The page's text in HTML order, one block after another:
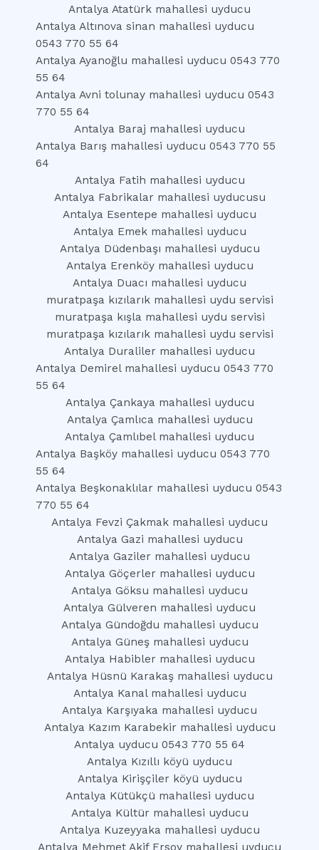
Antalya Atatürk mahallesi uyducu
Antalya Altınova sinan mahallesi uyducu
0543 770 55 64
Antalya Ayanoğlu mahallesi uyducu 0543 770
55 64
Antalya Avni tolunay mahallesi uyducu 0543
770 55 64
Antalya Baraj mahallesi uyducu
Antalya Barış mahallesi uyducu 0543 770 55
64
Antalya Fatih mahallesi uyducu
Antalya Fabrikalar mahallesi uyducusu
Antalya Esentepe mahallesi uyducu
Antalya Emek mahallesi uyducu
Antalya Düdenbaşı mahallesi uyducu
Antalya Erenköy mahallesi uyducu
Antalya Duacı mahallesi uyducu
muratpaşa kızılarık mahallesi uydu servisi
muratpaşa kışla mahallesi uydu servisi
muratpaşa kızılarık mahallesi uydu servisi
Antalya Duraliler mahallesi uyducu
Antalya Demirel mahallesi uyducu 0543 770
55 64
Antalya Çankaya mahallesi uyducu
Antalya Çamlıca mahallesi uyducu
Antalya Çamlıbel mahallesi uyducu
Antalya Başköy mahallesi uyducu 0543 770
55 64
Antalya Beşkonaklılar mahallesi uyducu 0543
770 55 64
Antalya Fevzi Çakmak mahallesi uyducu
Antalya Gazi mahallesi uyducu
Antalya Gaziler mahallesi uyducu
Antalya Göçerler mahallesi uyducu
Antalya Göksu mahallesi uyducu
Antalya Gülveren mahallesi uyducu
Antalya Gündoğdu mahallesi uyducu
Antalya Güneş mahallesi uyducu
Antalya Habibler mahallesi uyducu
Antalya Hüsnü Karakaş mahallesi uyducu
Antalya Kanal mahallesi uyducu
Antalya Karşıyaka mahallesi uyducu
Antalya Kazım Karabekir mahallesi uyducu
Antalya uyducu 0543 770 55 64
Antalya Kızıllı köyü uyducu
Antalya Kirişçiler köyü uyducu
Antalya Kütükçü mahallesi uyducu
Antalya Kültür mahallesi uyducu
Antalya Kuzeyyaka mahallesi uyducu
Antalya Mehmet Akif Ersoy mahallesi uyducu